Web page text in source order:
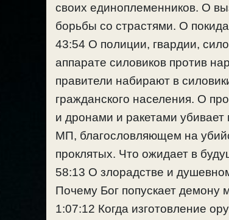
своих единоплеменников. О
борьбы со страстями. О
43:54 О полиции, гвардии,
аппарате силовиков против
правители набирают в
гражданского населения. О
и дронами и ракетами
МП, благословляющем на
проклятых. Что ожидает в
58:13 О злорадстве и
Почему Бог попускает демону
1:07:12 Когда изготовление